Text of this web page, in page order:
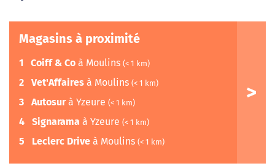
Magasins à proximité
1 Coiff & Co à Moulins (< 1 km)
2 Vet'Affaires à Moulins (< 1 km)
3 Autosurà Yzeure (< 1 km)
4 Signarama à Yzeure (< 1 km)
5 Leclerc Drive à Moulins (< 1 km)